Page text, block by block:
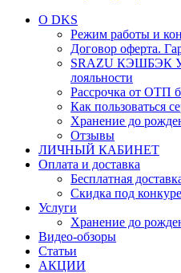
О DKS
Режим работы и
Договор оферта.
SRAZU КЭШБЭК
лояльности
Рассрочка от ОТП
Как пользоваться
Хранение до
Отзывы
ЛИЧНЫЙ КАБИНЕТ
Оплата и доставка
Бесплатная
Скидка под
Услуги
Хранение до
Видео-обзоры
Статьи
АКЦИИ